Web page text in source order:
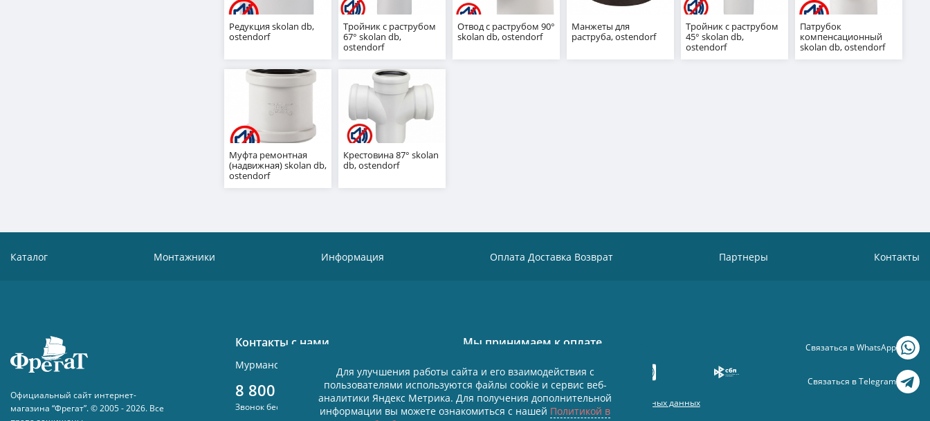
Редукция skolan db,
ostendorf
Тройник с раструбом
67° skolan db,
ostendorf
Отвод с раструбом 90°
skolan db, ostendorf
Манжеты для
раструба, ostendorf
Тройник с раструбом
45° skolan db,
ostendorf
Патрубок
компенсационный
skolan db, ostendorf
Муфта ремонтная
(надвижная) skolan db,
ostendorf
Крестовина 87° skolan
db, ostendorf
Каталог Монтажники Информация Оплата Доставка Возврат Партнеры Контакты
Официальный сайт интернет-
магазина “Фрегат”. © 2005 - 2026. Все
Контакты с нами
Мурманск , ул. Октябрьская 18/13
8 800 300 43 01
Звонок бесплатный
Мы принимаем к оплате
Политика в отношении обработки персональных данных
Согласие на обработку персональных данных
Связаться в WhatsApp
Связаться в Telegram
Для улучшения работы сайта и его взаимодействия с
пользователями используются файлы cookie и сервис веб-
аналитики Яндекс Метрика. Для получения дополнительной
информации вы можете ознакомиться с нашей Политикой в